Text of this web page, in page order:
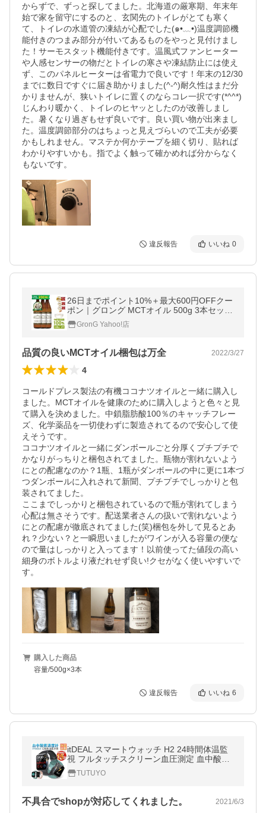
からずで、ずっと探してました。北海道の厳寒期、年末年
始で家を留守にするのと、玄関先のトイレがとても寒く
て、トイレの水道管の凍結が心配でした(๑•﹏•)温度調節機
能付きのつまみ部分が付いてあるものをやっと見付けまし
た！サーモスタット機能付きです。温風式ファンヒーター
や人感センサーの物だとトイレの寒さや凍結防止には使え
ず、このパネルヒーターは省電力で良いです！年末の12/30
までに数日ですぐに届き助かりました(^-^)耐久性はまだ分
かりませんが、狭いトイレに置くのならコレ一択です(*^^*)
じんわり暖かく、トイレのヒヤッとしたのが改善しまし
た。暑くなり過ぎもせず良いです。良い買い物が出来まし
た。温度調節部分のはちょっと見えづらいので工夫が必要
かもしれません。マステか何かテープを細く切り、貼れば
わかりやすいかも。指でよく触って確かめれば分からなく
もないです。
違反報告 いいね 0
26日までポイント10%＋最大600円OFFクー
ポン｜グロング MCTオイル 500g 3本セット
中鎖脂肪酸100% GronG 爆買
GronG Yahoo!店
品質の良いMCTオイル梱包は万全 2022/3/27
4
コールドプレス製法の有機ココナツオイルと一緒に購入し
ました。MCTオイルを健康のために購入しようと色々と見
て購入を決めました。中鎖脂肪酸100％のキャッチフレー
ズ、化学薬品を一切使わずに製造されてるので安心して使
えそうです。
ココナツオイルと一緒にダンボールごと分厚くプチプチで
かなりがっちりと梱包されてました。瓶物が割れないよう
にとの配慮なのか？1瓶、1瓶がダンボールの中に更に1本づ
つダンボールに入れされて新聞、プチプチでしっかりと包
装されてました。
ここまでしっかりと梱包されているので瓶が割れてしまう
心配は無さそうです。配送業者さんの扱いで割れないよう
にとの配慮が徹底されてました(笑)梱包を外して見るとあ
れ？少ない？と一瞬思いましたがワインが入る容量の便な
ので量はしっかりと入ってます！以前使ってた値段の高い
細身のボトルより液だれせず良い!クセがなく使いやすいで
す。
購入した商品
容量/500g×3本
違反報告 いいね 6
itDEAL スマートウォッチ H2 24時間体温監
視 フルタッチスクリーン血圧測定 血中酸素
濃度計 大画面 着信通知 歩数計 心拍計 活動
量計 睡眠検測 長い待機時間
TUTUYO
不具合でshopが対応してくれました。 2021/6/3